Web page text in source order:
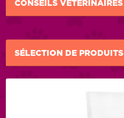
CONSEILS VÉTÉRINAIRES
SÉLECTION DE PRODUITS